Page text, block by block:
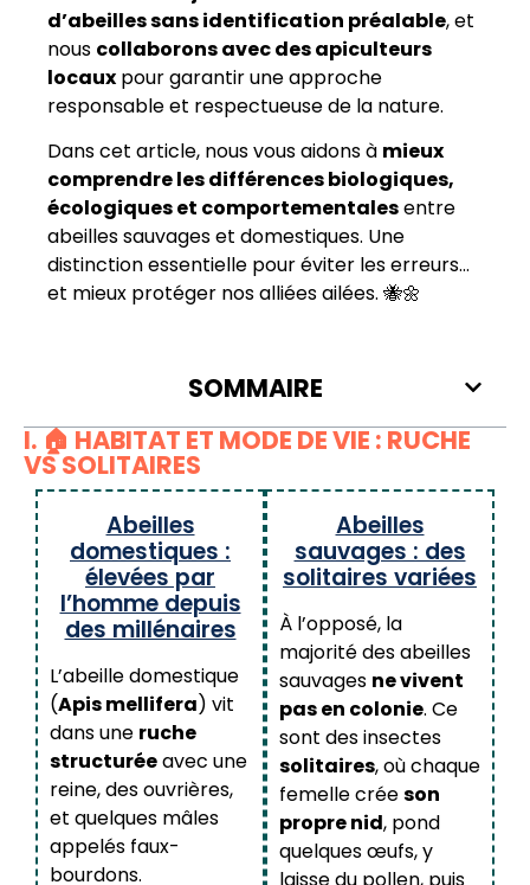
d’abeilles sans identification préalable, et
nous collaborons avec des apiculteurs
locaux pour garantir une approche
responsable et respectueuse de la nature.
Dans cet article, nous vous aidons à mieux
comprendre les différences biologiques,
écologiques et comportementalesentre
abeilles sauvages et domestiques. Une
distinction essentielle pour éviter les erreurs…
et mieux protéger nos alliées ailées. 🐝🌼
SOMMAIRE
I. 🏠 HABITAT ET MODE DE VIE : RUCHE
VS SOLITAIRES
Abeilles
domestiques :
élevées par
l’homme depuis
des millénaires
L’abeille domestique
(Apis mellifera) vit
dans une ruche
structuréeavec une
reine, des ouvrières,
et quelques mâles
appelés faux-
bourdons.
Abeilles
sauvages : des
solitaires variées
À l’opposé, la
majorité des abeilles
sauvages ne vivent
pas en colonie. Ce
sont des insectes
solitaires, où chaque
femelle créeson
propre nid, pond
quelques œufs, y
laisse du pollen, puis